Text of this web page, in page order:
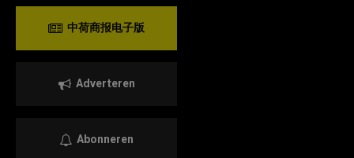
中荷商报电子版
Adverteren
Abonneren